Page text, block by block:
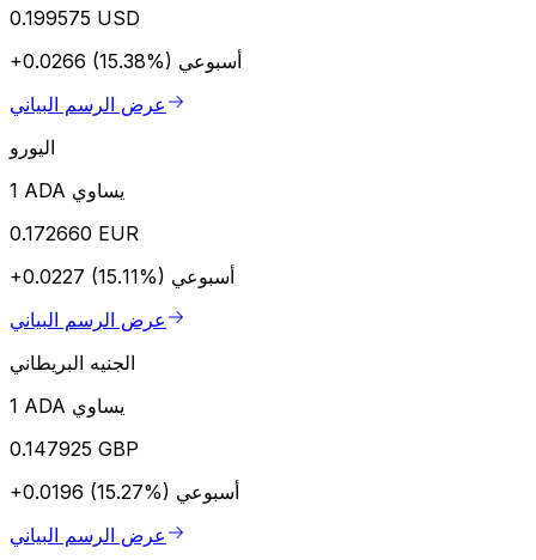
0.199575 USD
+0.0266 (15.38%) أسبوعي
عرض الرسم البياني
اليورو
1 ADA يساوي
0.172660 EUR
+0.0227 (15.11%) أسبوعي
عرض الرسم البياني
الجنيه البريطاني
1 ADA يساوي
0.147925 GBP
+0.0196 (15.27%) أسبوعي
عرض الرسم البياني